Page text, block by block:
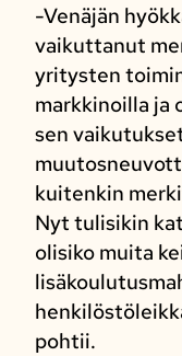
-Venäjän
vaikuttanut
yritysten
markkinoilla ja
sen
kuitenkin
Nyt tulisikin
olisiko muita
pohtii.